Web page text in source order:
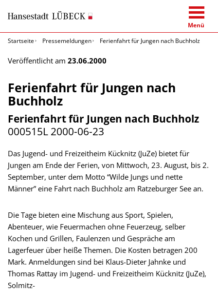
Menü
Startseite
Pressemeldungen Ferienfahrt für Jungen nach Buchholz
Veröffentlicht am 23.06.2000
Ferienfahrt für Jungen nach
Buchholz
Ferienfahrt für Jungen nach Buchholz
000515L 2000-06-23
Das Jugend- und Freizeitheim Kücknitz (JuZe) bietet für
Jungen am Ende der Ferien, von Mittwoch, 23. August, bis 2.
September, unter dem Motto “Wilde Jungs und nette
Männer” eine Fahrt nach Buchholz am Ratzeburger See an.
Die Tage bieten eine Mischung aus Sport, Spielen,
Abenteuer, wie Feuermachen ohne Feuerzeug, selber
Kochen und Grillen, Faulenzen und Gespräche am
Lagerfeuer über heiße Themen. Die Kosten betragen 200
Mark. Anmeldungen sind bei Klaus-Dieter Jahnke und
Thomas Rattay im Jugend- und Freizeitheim Kücknitz (JuZe),
Solmitz-